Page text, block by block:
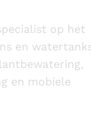
op het
en
en mobiele